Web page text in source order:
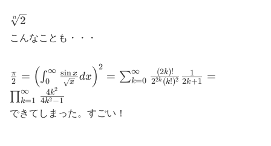
\sqrt[n]
{2}
n 2
こんなことも・・・
\frac{\pi}{2} =\left(
\int_{0}^{\infty}
\frac{\sin x}{\sqrt{x}}
dx \right)^2
2
π = ( ∫0
∞
x
sin x dx)2
= ∑k=0
∞
22k (k!)2
(2k)!
2k+1
1 =
k=1
∞
4k2−1
4k2
できてしまった。すごい！